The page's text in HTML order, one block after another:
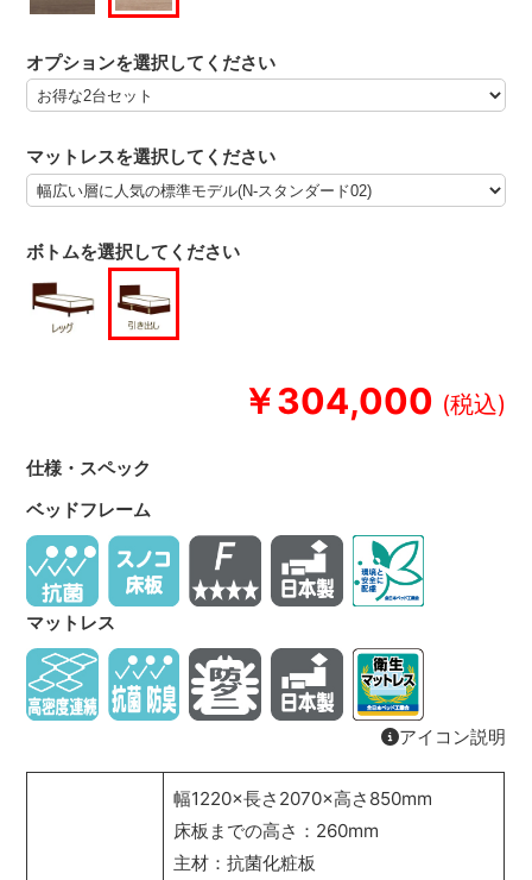
￥304,000
オプションを選択してください
マットレスを選択してください
ボトムを選択してください
仕様・スペック
ベッドフレーム
マットレス
アイコン説明
幅1220×長さ2070×高さ850mm
床板までの高さ：260mm
主材：抗菌化粧板